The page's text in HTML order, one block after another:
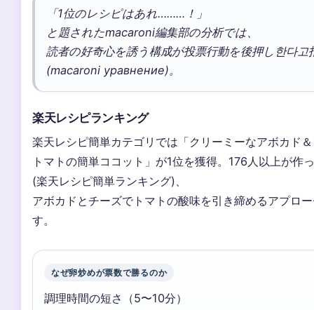
「1位のレシピはあれ………！」
と題されたmacaroni編集部の分析では、
読者の好奇心を誘う構成が投票行動を後押し한다고
(macaroni уравнение)。
楽天レシピランキング
楽天レシピ簡単カテゴリでは「クリーミーなアボカド＆
トマトの簡単ココット」が1位を獲得。176人以上が作
(楽天レシピ簡単ランキング)、
アボカドとチーズでトマトの酸味を引き締めるアプロ
す。
なぜ卵炒めが票数で勝るのか
調理時間の短さ（5〜10分）